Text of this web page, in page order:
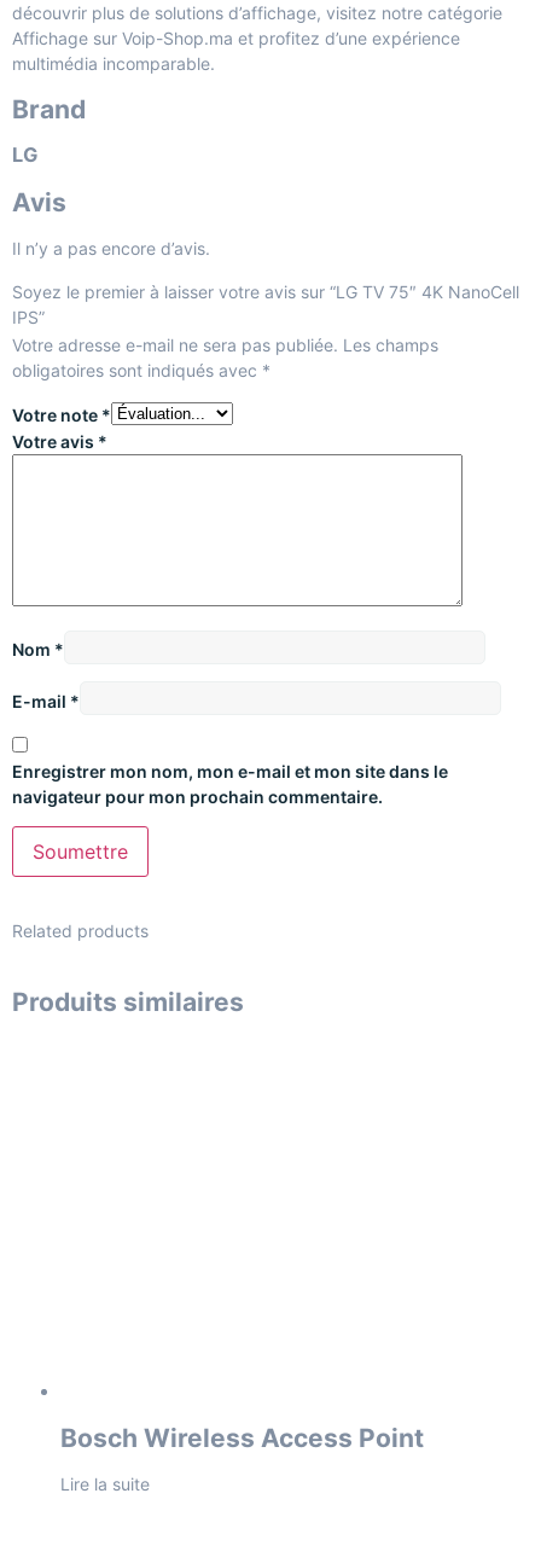
découvrir plus de solutions d’affichage, visitez notre catégorie
Affichage sur Voip-Shop.ma et profitez d’une expérience
multimédia incomparable.
Brand
LG
Avis
Il n’y a pas encore d’avis.
Soyez le premier à laisser votre avis sur “LG TV 75″ 4K NanoCell
IPS”
Votre adresse e-mail ne sera pas publiée. Les champs
obligatoires sont indiqués avec *
Votre note *
Votre avis *
Nom *
E-mail *
Enregistrer mon nom, mon e-mail et mon site dans le
navigateur pour mon prochain commentaire.
Related products
Produits similaires
Bosch Wireless Access Point
Lire la suite